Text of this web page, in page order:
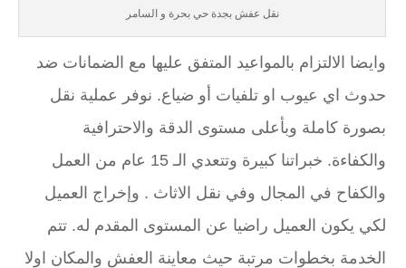
نقل عفش بجدة حي بحرة و السامر
وايضا الالتزام بالمواعيد المتفق عليها مع الضمانات ضد
حدوث اي عيوب او تلفيات أو ضياع. نوفر عملية نقل
بصورة كاملة وبأعلى مستوى الدقة والاحترافية
والكفاءة. خبراتنا كبيرة وتتعدي الـ 15 عام من العمل
والكفاح في المجال وفي نقل الاثاث . وإخراج العميل
لكي يكون العميل راضيا عن المستوى المقدم له. تتم
الخدمة بخطوات مرتبة حيث معاينة العفش والمكان اولا